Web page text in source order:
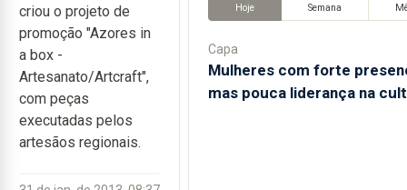
criou o projeto de
promoção "Azores in
a box -
Artesanato/Artcraft",
com peças
executadas pelos
artesãos regionais.
Hoje Semana
Capa
Mulheres com forte
mas pouca liderança na